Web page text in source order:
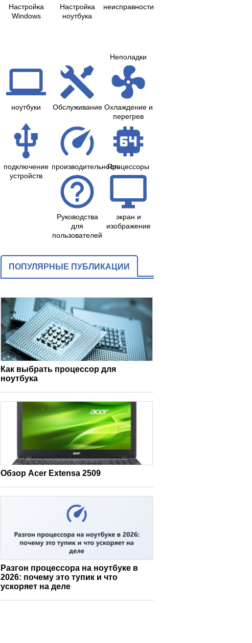
Настройка
Windows
Настройка
ноутбука
неисправности
Неполадки
ноутбуки Обслуживание Охлаждение и
перегрев
подключение
устройств
производительностьПроцессоры
Руководства
для
пользователей
экран и
изображение
ПОПУЛЯРНЫЕ ПУБЛИКАЦИИ
Как выбрать процессор для
ноутбука
Обзор Acer Extensa 2509
Разгон процессора на ноутбуке в
2026: почему это тупик и что
ускоряет на деле